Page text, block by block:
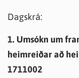
Dagskrá:
1. Umsókn um
heimreiðar að
1711002